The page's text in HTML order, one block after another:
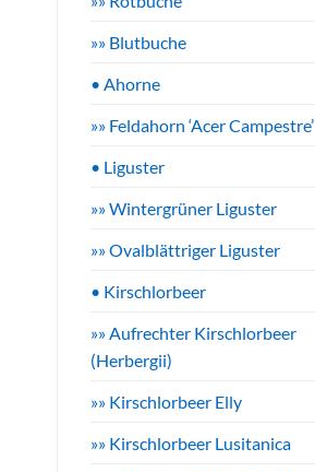
»» Blutbuche
• Ahorne
»» Feldahorn ‘Acer Campestre’
• Liguster
»» Wintergrüner Liguster
»» Ovalblättriger Liguster
• Kirschlorbeer
»» Aufrechter Kirschlorbeer
(Herbergii)
»» Kirschlorbeer Elly
»» Kirschlorbeer Lusitanica